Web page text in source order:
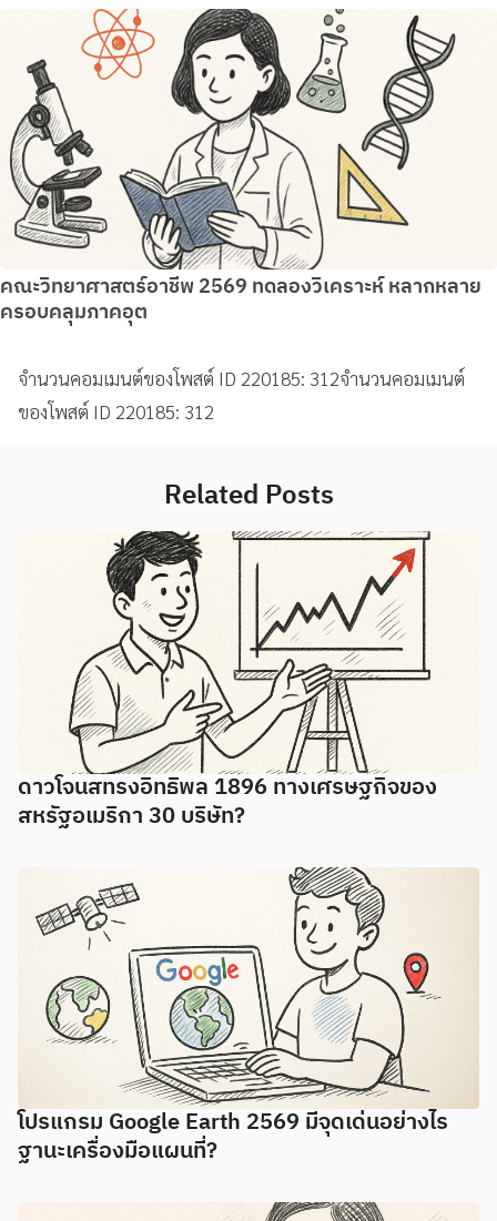
คณะวิทยาศาสตร์อาชีพ 2569 ทดลองวิเคราะห์ หลากหลาย
ครอบคลุมภาคอุต
จำนวนคอมเมนต์ของโพสต์ ID 220185: 312จำนวนคอมเมนต์
ของโพสต์ ID 220185: 312
Related Posts
ดาวโจนสทรงอิทธิพล 1896 ทางเศรษฐกิจของ
สหรัฐอเมริกา 30 บริษัท?
โปรแกรม Google Earth 2569 มีจุดเด่นอย่างไร
ฐานะเครื่องมือแผนที่?